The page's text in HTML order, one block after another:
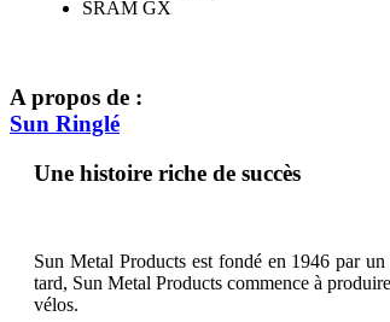
SRAM GX
A propos de :
Sun Ringlé
Une histoire riche de succès
Sun Metal Products est fondé en 1946 par
tard, Sun Metal Products commence à
vélos.